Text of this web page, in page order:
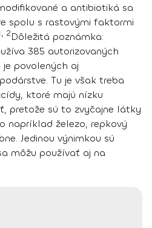
a antibiotiká sa
spolu s rastovými faktormi
2Dôležitá poznámka:
385 autorizovaných
povolených aj
Tu je však treba
ktoré majú nízku
pretože sú to zvyčajne látky
napríklad železo, repkový
Jedinou výnimkou sú
môžu používať aj na